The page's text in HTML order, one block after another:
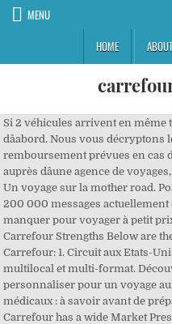
MENU
HOME
ABOUT
Si 2 véhicules arrivent en même
dâabord. Nous vous
remboursement prévues en cas
auprès dâune agence de
Un voyage sur la mother road.
200 000 messages actuellement
manquer pour voyager à petit
Carrefour Strengths Below are
Carrefour: 1. Circuit aux Etats-
multilocal et multi-format.
personnaliser pour un voyage
médicaux : à savoir avant de
Carrefour has a wide Market